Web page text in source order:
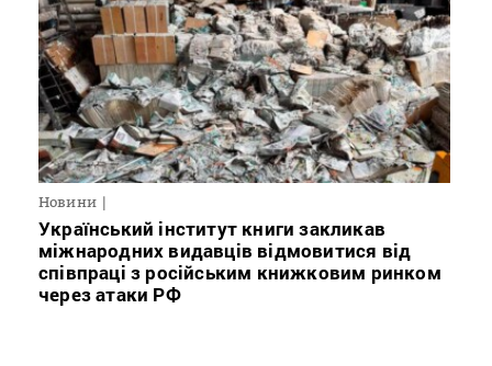
Новини
Український інститут книги закликав
міжнародних видавців відмовитися від
співпраці з російським книжковим ринком
через атаки РФ